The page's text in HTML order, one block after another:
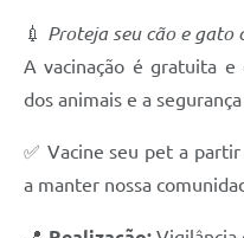
Serviços Online
💉 Proteja seu cão e gato
A vacinação é gratuita e
dos animais e a
✅ Vacine seu pet a
a manter nossa